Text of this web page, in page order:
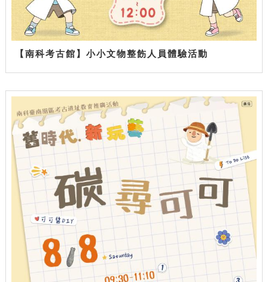
【南科考古館】小小文物整飭人員體驗活動